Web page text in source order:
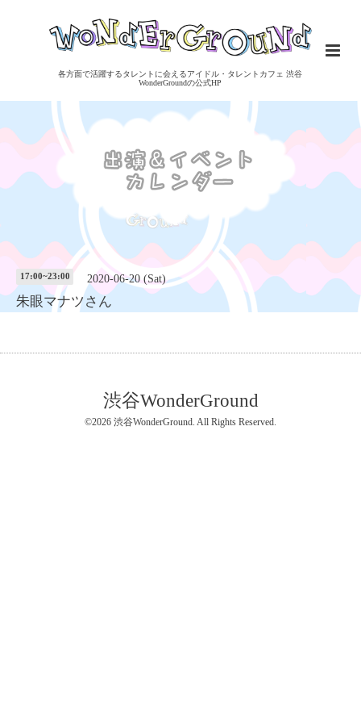
各方面で活躍するタレントに会えるアイドル・タレントカフェ 渋谷
WonderGroundの公式HP
17:00~23:00 2020-06-20 (Sat)
朱眼マナツさん
渋谷WonderGround
©2026 渋谷WonderGround. All Rights Reserved.